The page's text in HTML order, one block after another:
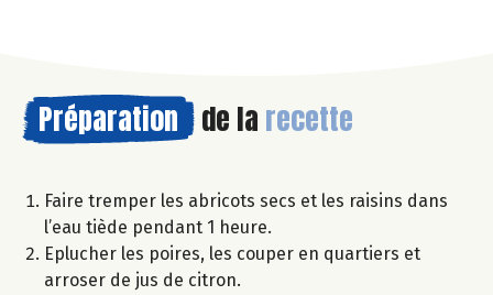
Préparation de la recette
Faire tremper les abricots secs et les raisins dans
l’eau tiède pendant 1 heure.
Eplucher les poires, les couper en quartiers et
arroser de jus de citron.